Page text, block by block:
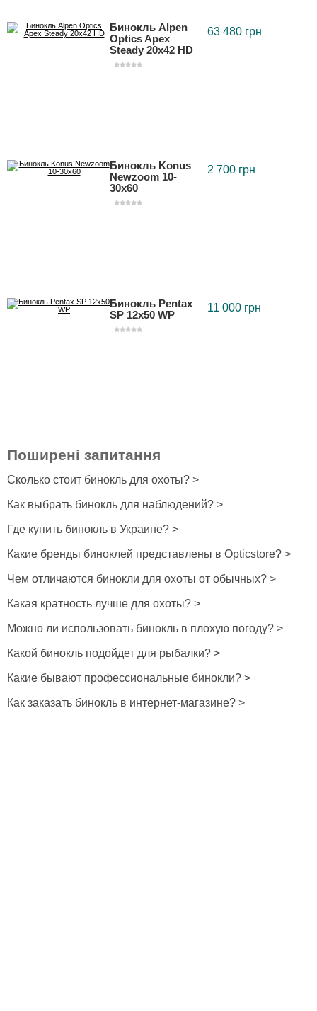
Бинокль Alpen
Optics Apex
Steady 20x42 HD
63 480 грн
Бинокль Konus
Newzoom 10-
30x60
2 700 грн
Бинокль Pentax
SP 12x50 WP
11 000 грн
Поширені запитання
Сколько стоит бинокль для охоты? >
Как выбрать бинокль для наблюдений? >
Где купить бинокль в Украине? >
Какие бренды биноклей представлены в Opticstore? >
Чем отличаются бинокли для охоты от обычных? >
Какая кратность лучше для охоты? >
Можно ли использовать бинокль в плохую погоду? >
Какой бинокль подойдет для рыбалки? >
Какие бывают профессиональные бинокли? >
Как заказать бинокль в интернет-магазине? >